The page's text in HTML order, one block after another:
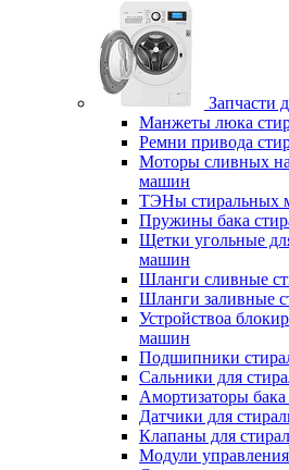
Запчасти
Манжеты люка
Ремни привода
Моторы сливных
машин
ТЭНы стиральных
Пружины бака
Щетки угольные
машин
Шланги сливные
Шланги заливные
Устройствоа
машин
Подшипники
Сальники для
Амортизаторы
Датчики для
Клапаны для
Модули